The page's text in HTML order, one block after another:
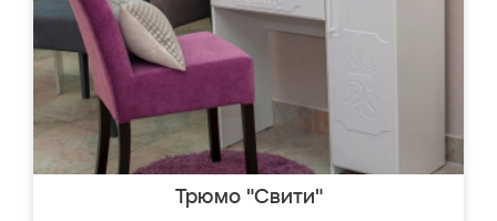
Трюмо "Свити"